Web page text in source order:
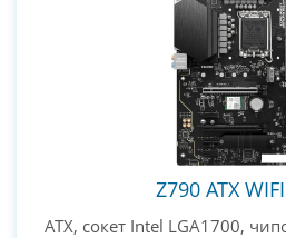
Z790 ATX
ATX, сокет Intel LGA1700,